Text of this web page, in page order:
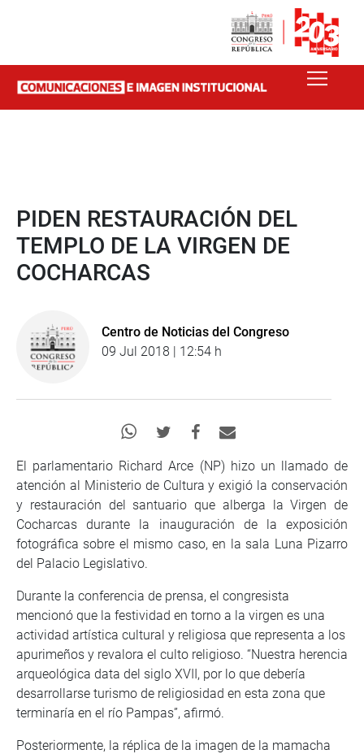
PIDEN RESTAURACIÓN DEL
TEMPLO DE LA VIRGEN DE
COCHARCAS
Centro de Noticias del Congreso
09 Jul 2018 | 12:54 h
El parlamentario Richard Arce (NP) hizo un llamado de
atención al Ministerio de Cultura y exigió la conservación
y restauración del santuario que alberga la Virgen de
Cocharcas durante la inauguración de la exposición
fotográfica sobre el mismo caso, en la sala Luna Pizarro
del Palacio Legislativo.
Durante la conferencia de prensa, el congresista
mencionó que la festividad en torno a la virgen es una
actividad artística cultural y religiosa que representa a los
apurimeños y revalora el culto religioso. “Nuestra herencia
arqueológica data del siglo XVII, por lo que debería
desarrollarse turismo de religiosidad en esta zona que
terminaría en el río Pampas”, afirmó.
Posteriormente, la réplica de la imagen de la mamacha